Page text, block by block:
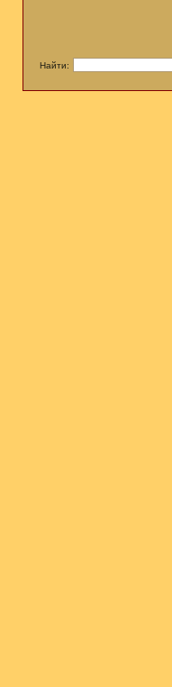
Найти: